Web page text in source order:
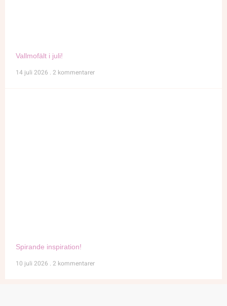
Vallmofält i juli!
14 juli 2026 2 kommentarer
Spirande inspiration!
10 juli 2026 2 kommentarer